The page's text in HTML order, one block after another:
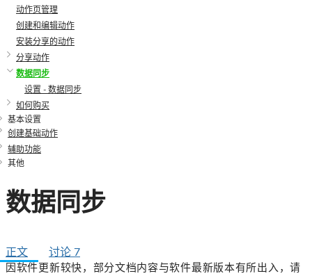
动作页管理
创建和编辑动作
安装分享的动作
分享动作
数据同步
设置 - 数据同步
如何购买
基本设置
创建基础动作
辅助功能
其他
数据同步
正文 讨论 7
因软件更新较快，部分文档内容与软件最新版本有所出入，请